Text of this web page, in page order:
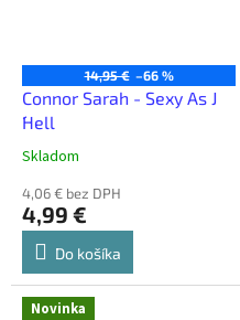
14,95 € –66 %
Connor Sarah - Sexy As J
´Hell
Skladom
4,06 € bez DPH
4,99 €
Do košíka
Novinka